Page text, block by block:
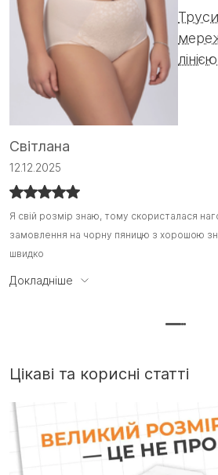
Світлана
12.12.2025
Я свій розмір знаю, тому скористалася
замовлення на чорну пяницю з хорошою
швидко
Я свій розмір знаю, тому скористалася
замовлення на чорну пяницю з хорошою
швидко і задоволена своїм вибором.
Докладніше
Цікаві та корисні статті